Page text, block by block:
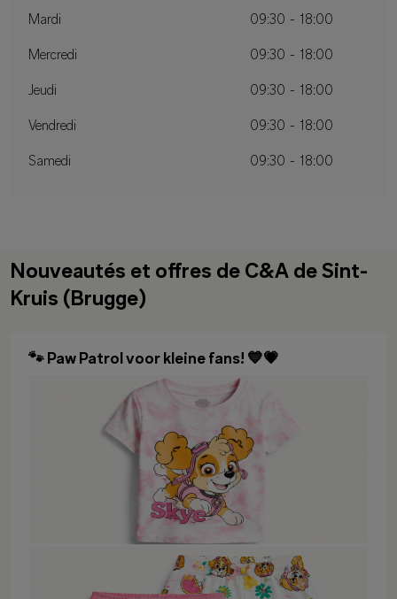
Mardi 09:30 - 18:00
Mercredi 09:30 - 18:00
Jeudi 09:30 - 18:00
Vendredi 09:30 - 18:00
Samedi 09:30 - 18:00
Nouveautés et offres de C&A de Sint-
Kruis (Brugge)
🐾 Paw Patrol voor kleine fans! 💙💗